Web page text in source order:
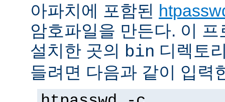
아파치에 포함된
암호파일을 만든다. 이
설치한 곳의 bin 디렉토
들려면 다음과 같이 입력